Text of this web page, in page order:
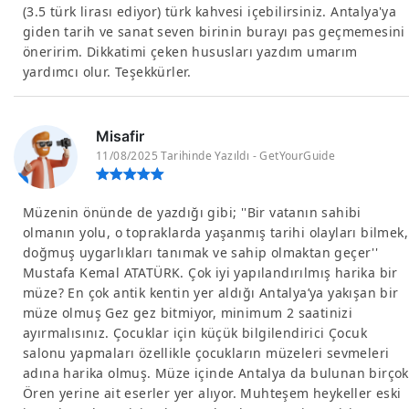
(3.5 türk lirası ediyor) türk kahvesi içebilirsiniz. Antalya'ya
giden tarih ve sanat seven birinin burayı pas geçmemesini
öneririm. Dikkatimi çeken hususları yazdım umarım
yardımcı olur. Teşekkürler.
Misafir
11/08/2025 Tarihinde Yazıldı - GetYourGuide
Müzenin önünde de yazdığı gibi; ''Bir vatanın sahibi
olmanın yolu, o topraklarda yaşanmış tarihi olayları bilmek,
doğmuş uygarlıkları tanımak ve sahip olmaktan geçer''
Mustafa Kemal ATATÜRK. Çok iyi yapılandırılmış harika bir
müze? En çok antik kentin yer aldığı Antalya’ya yakışan bir
müze olmuş Gez gez bitmiyor, minimum 2 saatinizi
ayırmalısınız. Çocuklar için küçük bilgilendirici Çocuk
salonu yapmaları özellikle çocukların müzeleri sevmeleri
adına harika olmuş. Müze içinde Antalya da bulunan birçok
Ören yerine ait eserler yer alıyor. Muhteşem heykeller eski